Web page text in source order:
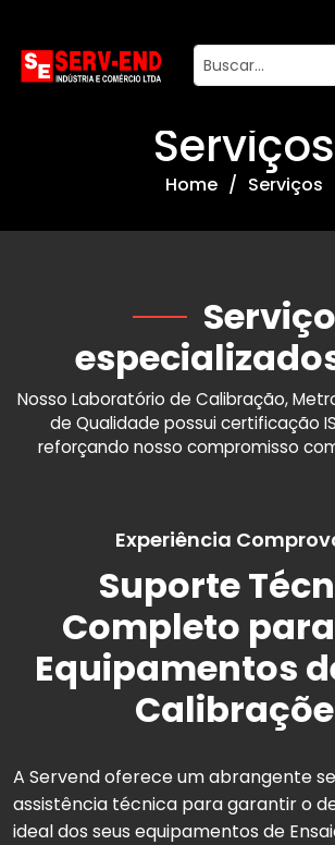
Serviços
Home Serviços
Nosso Laboratório de Calibração,
de Qualidade possui certificação
reforçando nosso compromisso
Experiência
Suporte
Completo
Equipamentos
A Servend oferece um abrangente
assistência técnica para garantir o
ideal dos seus equipamentos de